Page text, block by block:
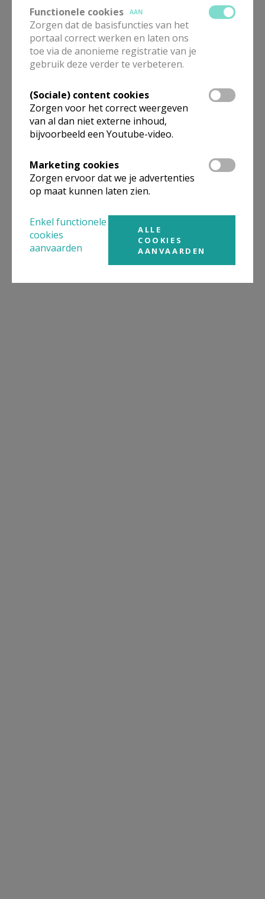
Functionele cookies AAN
Zorgen dat de basisfuncties van het
portaal correct werken en laten ons
toe via de anonieme registratie van je
gebruik deze verder te verbeteren.
(Sociale) content cookies
Zorgen voor het correct weergeven
van al dan niet externe inhoud,
bijvoorbeeld een Youtube-video.
Marketing cookies
Zorgen ervoor dat we je advertenties
op maat kunnen laten zien.
Enkel functionele
cookies
aanvaarden
ALLE
COOKIES
AANVAARDEN